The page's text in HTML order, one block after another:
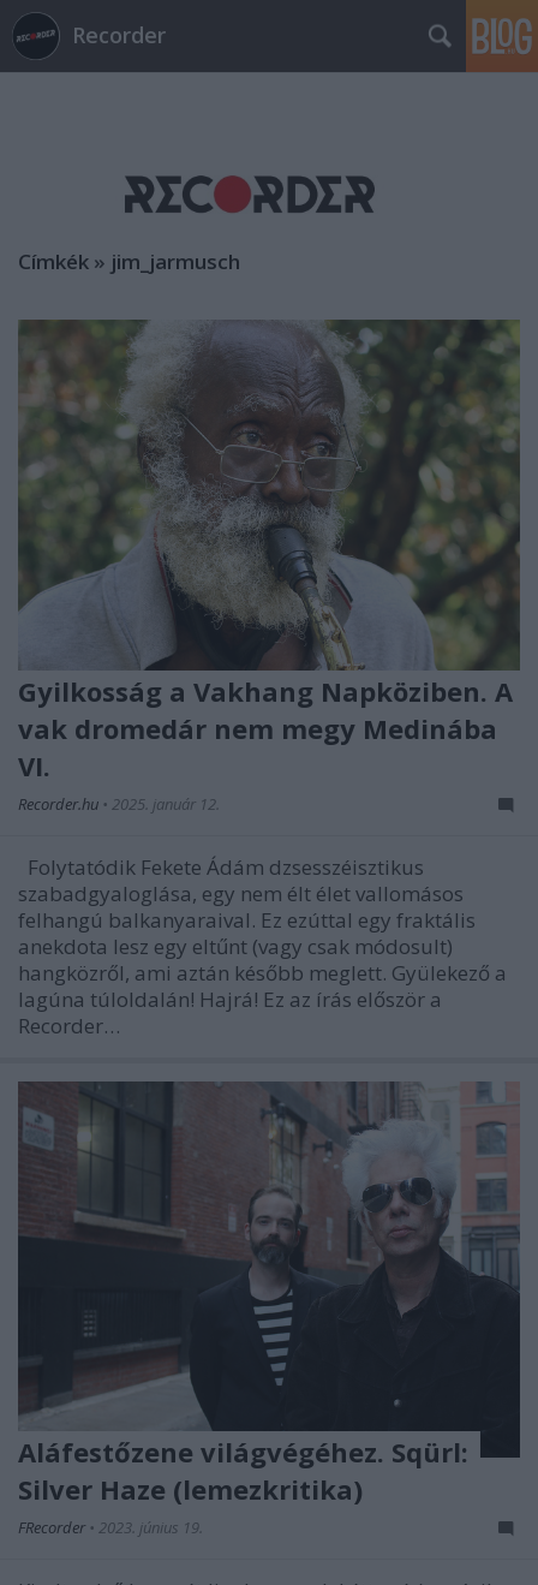
Recorder
Címkék » jim_jarmusch
Gyilkosság a Vakhang Napköziben. A
vak dromedár nem megy Medinába
VI.
Recorder.hu • 2025. január 12.
Folytatódik Fekete Ádám dzsesszéisztikus
szabadgyaloglása, egy nem élt élet vallomásos
felhangú balkanyaraival. Ez ezúttal egy fraktális
anekdota lesz egy eltűnt (vagy csak módosult)
hangközről, ami aztán később meglett. Gyülekező a
lagúna túloldalán! Hajrá! Ez az írás először a
Recorder…
Aláfestőzene világvégéhez. Sqürl:
Silver Haze (lemezkritika)
FRecorder • 2023. június 19.